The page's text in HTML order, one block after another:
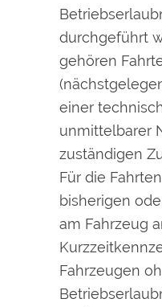
durchgeführt
gehören
einer
unmittelbarer
zuständigen
Für die
bisherigen
am Fahrzeug
Fahrzeugen